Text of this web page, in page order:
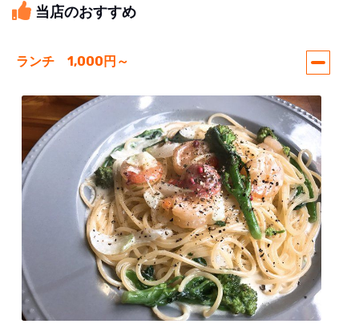
当店のおすすめ
ランチ 1,000円～